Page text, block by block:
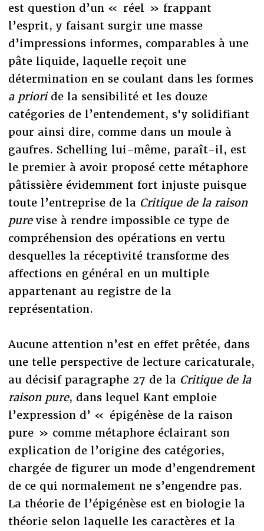
est question d’un « réel » frappant
l’esprit, y faisant surgir une masse
d’impressions informes, comparables à une
pâte liquide, laquelle reçoit une
détermination en se coulant dans les formes
a priori de la sensibilité et les douze
catégories de l’entendement, s'y solidifiant
pour ainsi dire, comme dans un moule à
gaufres. Schelling lui-même, paraît-il, est
le premier à avoir proposé cette métaphore
pâtissière évidemment fort injuste puisque
toute l’entreprise de la Critique de la raison
pure vise à rendre impossible ce type de
compréhension des opérations en vertu
desquelles la réceptivité transforme des
affections en général en un multiple
appartenant au registre de la
représentation.
Aucune attention n’est en effet prêtée, dans
une telle perspective de lecture caricaturale,
au décisif paragraphe 27 de la Critique de la
raison pure, dans lequel Kant emploie
l’expression d’ « épigénèse de la raison
pure » comme métaphore éclairant son
explication de l’origine des catégories,
chargée de figurer un mode d’engendrement
de ce qui normalement ne s’engendre pas.
La théorie de l’épigénèse est en biologie la
théorie selon laquelle les caractères et la